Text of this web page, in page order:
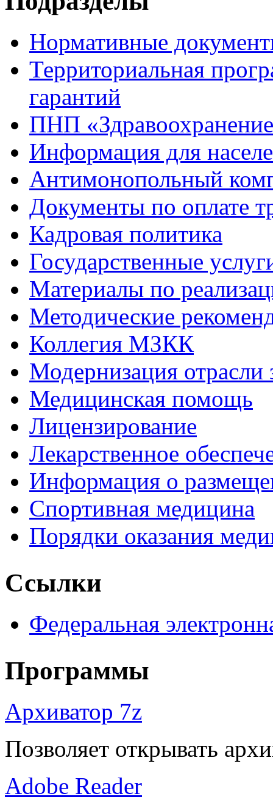
Нормативные
Территориальная
гарантий
ПНП
Информация для
Антимонопольный
Документы по оплате
Кадровая политика
Государственные
Материалы по
Методические
Коллегия МЗКК
Модернизация отрасли
Медицинская помощь
Лицензирование
Лекарственное
Информация о
Спортивная медицина
Порядки оказания
Ссылки
Федеральная
Программы
Архиватор 7z
Позволяет открывать
Adobe Reader